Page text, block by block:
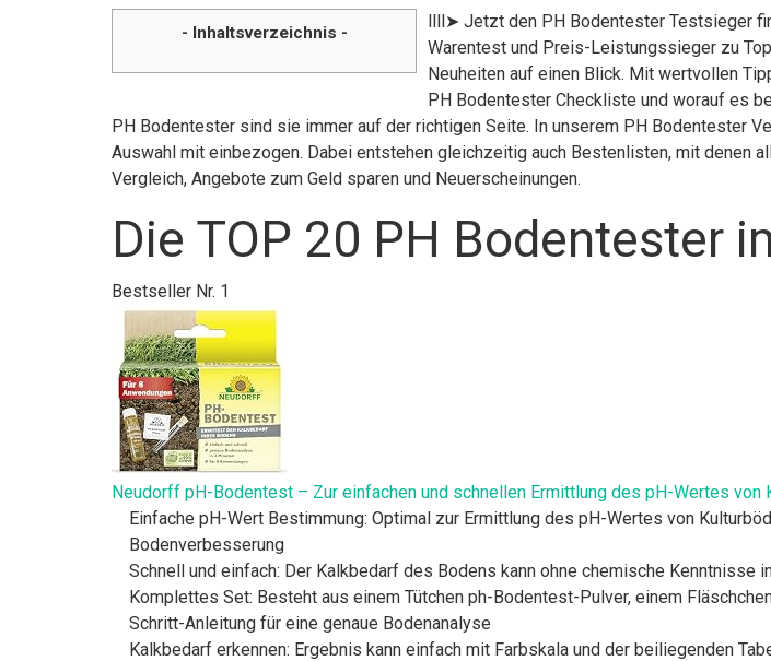
- Inhaltsverzeichnis -
llll➤ Jetzt den PH Bodentester Testsieger
Warentest und Preis-Leistungssieger zu
Neuheiten auf einen Blick. Mit wertvollen
PH Bodentester Checkliste und worauf es
PH Bodentester sind sie immer auf der richtigen Seite. In unserem PH Bodentester
Auswahl mit einbezogen. Dabei entstehen gleichzeitig auch Bestenlisten, mit denen
Vergleich, Angebote zum Geld sparen und Neuerscheinungen.
Die TOP 20 PH Bodentester
Bestseller Nr. 1
Neudorff pH-Bodentest – Zur einfachen und schnellen Ermittlung des pH-Wertes von
Einfache pH-Wert Bestimmung: Optimal zur Ermittlung des pH-Wertes von
Bodenverbesserung
Schnell und einfach: Der Kalkbedarf des Bodens kann ohne chemische
Komplettes Set: Besteht aus einem Tütchen ph-Bodentest-Pulver, einem
Schritt-Anleitung für eine genaue Bodenanalyse
Kalkbedarf erkennen: Ergebnis kann einfach mit Farbskala und der beiliegenden